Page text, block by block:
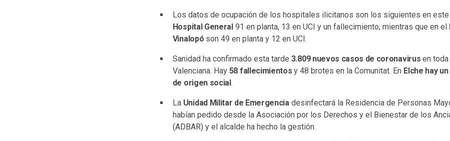
Los datos de ocupación de los hospitales ilicitanos son los siguientes en este
Hospital General91 en planta, 13 en UCI y un fallecimiento; mientras que en el
Vinalopó son 49 en planta y 12 en UCI.
Sanidad ha confirmado esta tarde 3.809 nuevos casos de coronavirus en
Valenciana. Hay 58 fallecimientos y 48 brotes en la Comunitat. En Elche hay
de origen social.
La Unidad Militar de Emergencia desinfectará la Residencia de Personas
habían pedido desde la Asociación por los Derechos y el Bienestar de los
(ADBAR) y el alcalde ha hecho la gestión.